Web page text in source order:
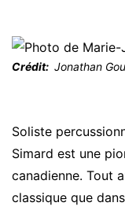
Crédit Jonathan
Soliste
Simard est une
canadienne. Tout
classique que